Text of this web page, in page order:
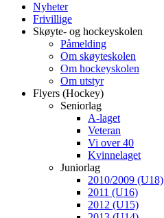
Nyheter
Frivillige
Skøyte- og hockeyskolen
Påmelding
Om skøyteskolen
Om hockeyskolen
Om utstyr
Flyers (Hockey)
Seniorlag
A-laget
Veteran
Vi over 40
Kvinnelaget
Juniorlag
2010/2009 (U18)
2011 (U16)
2012 (U15)